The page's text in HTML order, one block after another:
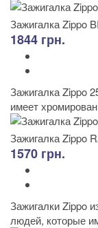
Зажигалка Zippo
1844 грн.
Зажигалка Zippo
имеет
Зажигалка Zippo
1570 грн.
Зажигалки Zippo
людей, которые